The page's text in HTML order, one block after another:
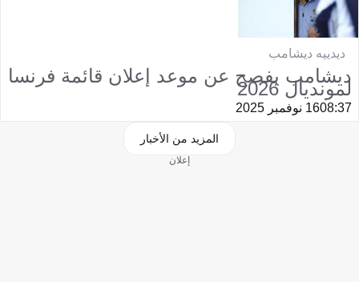
ديدييه ديشامب
ديشامب يفصح عن موعد إعلان قائمة فرنسا
لمونديال 2026
08:3716 نوفمبر 2025
المزيد من الأخبار
إعلان